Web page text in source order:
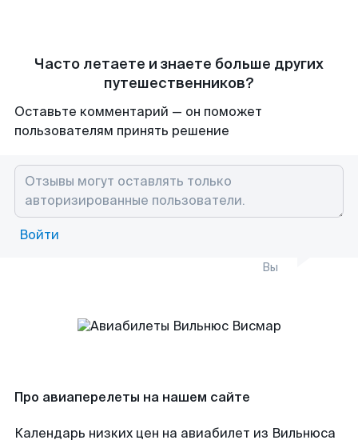
Часто летаете и знаете больше других
путешественников?
Оставьте комментарий — он поможет
пользователям принять решение
Войти
Вы
Про авиаперелеты на нашем сайте
Календарь низких цен на авиабилет из Вильнюса